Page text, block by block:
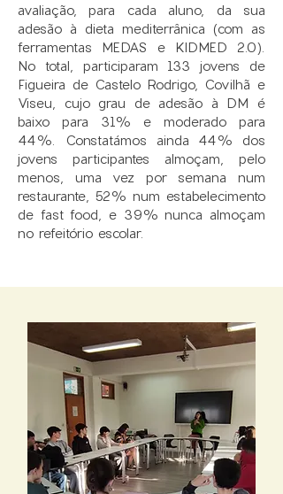
avaliação, para cada aluno, da sua
adesão à dieta mediterrânica (com as
ferramentas MEDAS e KIDMED 2.0).
No total, participaram 133 jovens de
Figueira de Castelo Rodrigo, Covilhã e
Viseu, cujo grau de adesão à DM é
baixo para 31% e moderado para
44%. Constatámos ainda 44% dos
jovens participantes almoçam, pelo
menos, uma vez por semana num
restaurante, 52% num estabelecimento
de fast food, e 39% nunca almoçam
no refeitório escolar.